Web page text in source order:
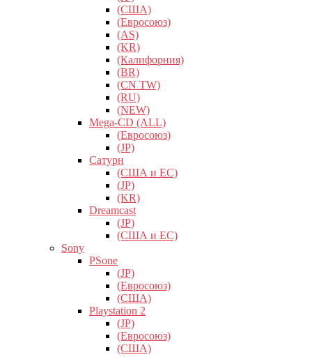
(США)
(Евросоюз)
(AS)
(KR)
(Калифорния)
(BR)
(CN TW)
(RU)
(NEW)
Mega-CD (ALL)
(Евросоюз)
(JP)
Сатурн
(США и ЕС)
(JP)
(KR)
Dreamcast
(JP)
(США и ЕС)
Sony
PSone
(JP)
(Евросоюз)
(США)
Playstation 2
(JP)
(Евросоюз)
(США)